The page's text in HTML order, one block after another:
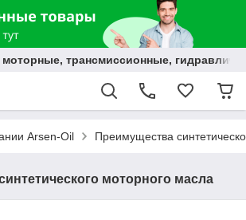
трансмиссионные,
Arsen-Oil Преимущества
моторного масла